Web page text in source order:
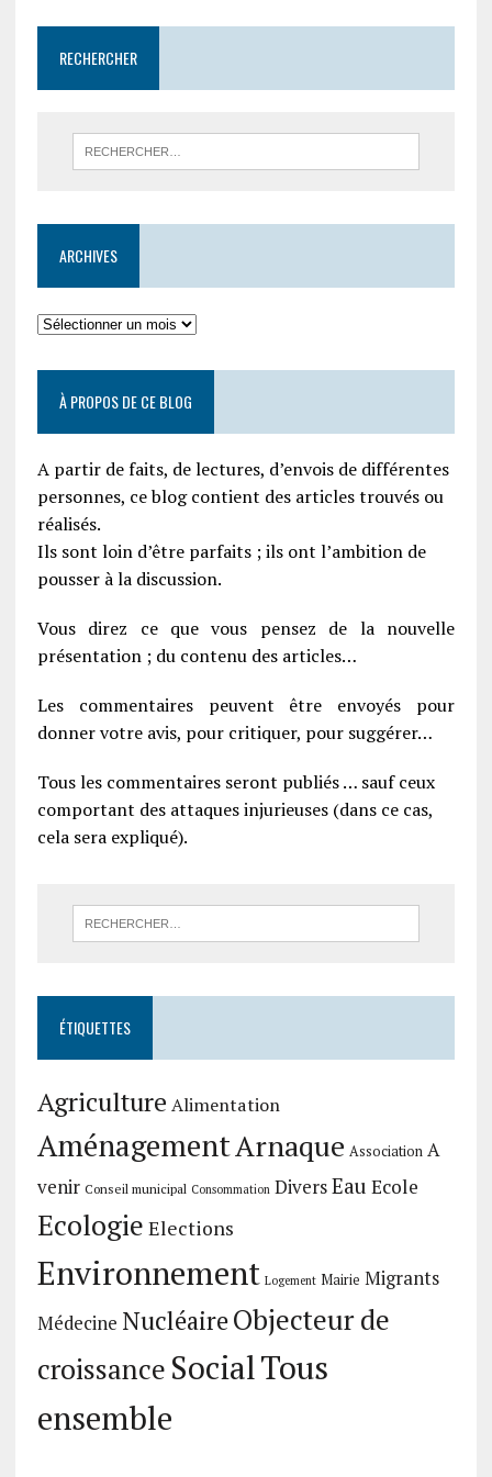
RECHERCHER
ARCHIVES
À PROPOS DE CE BLOG
A partir de faits, de lectures, d’envois de différentes
personnes, ce blog contient des articles trouvés ou
réalisés.
Ils sont loin d’être parfaits ; ils ont l’ambition de
pousser à la discussion.
Vous direz ce que vous pensez de la nouvelle
présentation ; du contenu des articles…
Les commentaires peuvent être envoyés pour
donner votre avis, pour critiquer, pour suggérer…
Tous les commentaires seront publiés … sauf ceux
comportant des attaques injurieuses (dans ce cas,
cela sera expliqué).
ÉTIQUETTES
Agriculture Alimentation
AménagementArnaque Association A
venir Conseil municipal Consommation DiversEau Ecole
Ecologie Elections
Environnement Logement Mairie Migrants
Médecine NucléaireObjecteur de
croissance SocialTous
ensemble